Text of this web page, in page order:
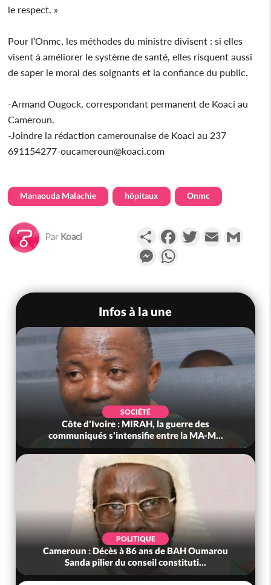
le respect. »
Pour l’Onmc, les méthodes du ministre divisent : si elles
visent à améliorer le système de santé, elles risquent aussi
de saper le moral des soignants et la confiance du public.
-Armand Ougock, correspondant permanent de Koaci au
Cameroun.
-Joindre la rédaction camerounaise de Koaci au 237
691154277-oucameroun@koaci.com
Manaouda Malachie hôpitaux Onmc
Par Koaci PartagerFacebookTwitterEmail
Messenger
Infos à la une
SOCIÉTÉ
Côte d'Ivoire : MIRAH, la guerre des
communiqués s'intensifie entre la MA-M...
POLITIQUE
Cameroun : Décès à 86 ans de BAH Oumarou
Sanda pilier du conseil constituti...